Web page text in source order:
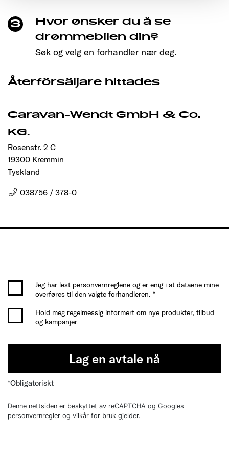
3
Hvor ønsker du å se
drømmebilen din?
Søk og velg en forhandler nær deg.
Återförsäljare hittades
Caravan-Wendt GmbH & Co.
KG.
Rosenstr. 2 C
19300 Kremmin
Tyskland
038756 / 378-0
Jeg har lest personvernreglene og er enig i at dataene mine
overføres til den valgte forhandleren. *
Hold meg regelmessig informert om nye produkter, tilbud
og kampanjer.
Lag en avtale nå
*Obligatoriskt
Denne nettsiden er beskyttet av reCAPTCHA og Googles
personvernregler og vilkår for bruk gjelder.